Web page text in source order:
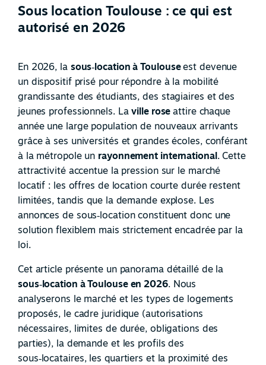
Sous location Toulouse : ce qui est
autorisé en 2026
En 2026, la sous‑location à Toulouseest devenue
un dispositif prisé pour répondre à la mobilité
grandissante des étudiants, des stagiaires et des
jeunes professionnels. Laville roseattire chaque
année une large population de nouveaux arrivants
grâce à ses universités et grandes écoles, conférant
à la métropole un rayonnement international. Cette
attractivité accentue la pression sur le marché
locatif : les offres de location courte durée restent
limitées, tandis que la demande explose. Les
annonces de sous‑location constituent donc une
solution flexiblem mais strictement encadrée par la
loi.
Cet article présente un panorama détaillé de la
sous‑location à Toulouse en 2026. Nous
analyserons le marché et les types de logements
proposés, le cadre juridique (autorisations
nécessaires, limites de durée, obligations des
parties), la demande et les profils des
sous‑locataires, les quartiers et la proximité des